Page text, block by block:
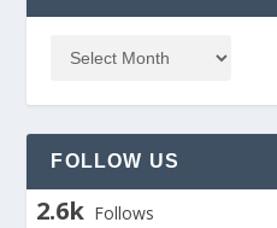
FOLLOW US
2.6k Follows